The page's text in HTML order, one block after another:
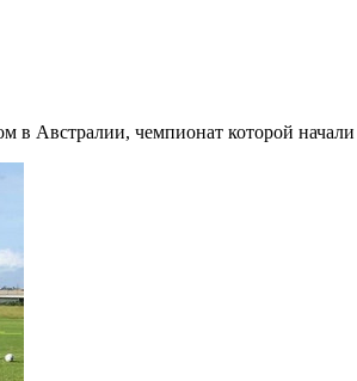
в Австралии, чемпионат которой